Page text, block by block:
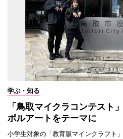
学ぶ・知る
「鳥取マイクラコンテス
ボルアートをテーマに
小学生対象の「教育版マインクラフト